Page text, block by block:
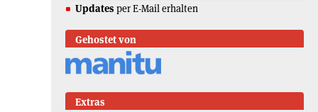
Updates per E-Mail erhalten
Gehostet von
Extras